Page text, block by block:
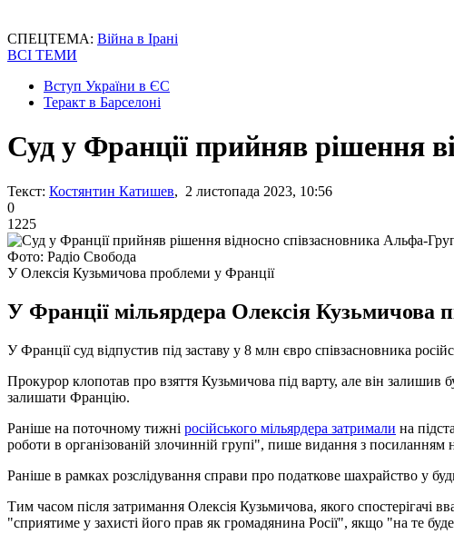
СПЕЦТЕМА: Війна в Ірані
ВСІ ТЕМИ
Вступ України в ЄС
Теракт в Барселоні
Суд у Франції прийняв рішення
Текст: Костянтин Катишев, 2 листопада 2023, 10:56
0
1225
Фото: Радіо Свобода
У Олексія Кузьмичова проблеми у Франції
У Франції мільярдера Олексія Кузьмичова
У Франції суд відпустив під заставу у 8 млн євро співзасновника
Прокурор клопотав про взяття Кузьмичова під варту, але він залишив
залишати Францію.
Раніше на поточному тижні російського мільярдера затримали на
роботи в організованій злочинній групі", пише видання з
Раніше в рамках розслідування справи про податкове шахрайство у
Тим часом після затримання Олексія Кузьмичова, якого
"сприятиме у захисті його прав як громадянина Росії", якщо "на те